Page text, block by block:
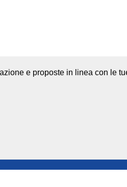
e proposte in linea con le